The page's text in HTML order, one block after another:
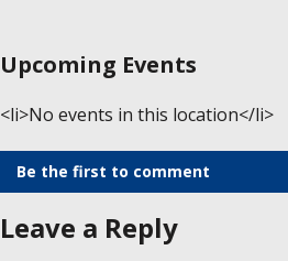
Upcoming Events
<li>No events in this location</li>
Be the first to comment
Leave a Reply